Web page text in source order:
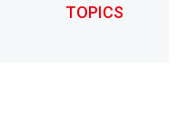
TOPICS